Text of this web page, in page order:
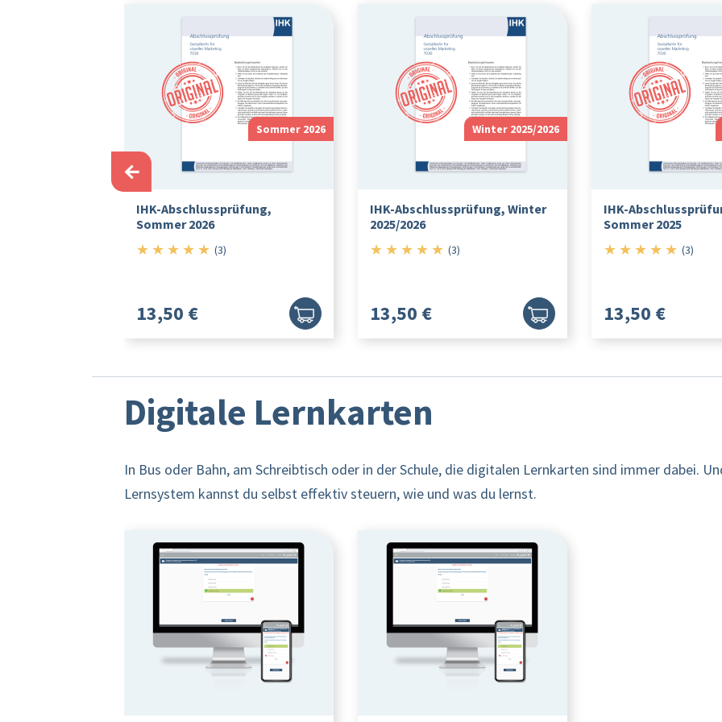
Sommer 2026
IHK-Abschlussprüfung,
Sommer 2026
★ ★ ★ ★ ★ 5/5
(3)
13,50 €
Winter 2025/2026
IHK-Abschlussprüfung, Winter
2025/2026
★ ★ ★ ★ ★ 5/5
(3)
13,50 €
IHK-
Sommer 2025
★ ★ ★ ★ ★ 5/5
(3)
13,50 €
←
Digitale Lernkarten
In Bus oder Bahn, am Schreibtisch oder in der Schule, die digitalen Lernkarten sind immer dabei.
Lernsystem kannst du selbst effektiv steuern, wie und was du lernst.